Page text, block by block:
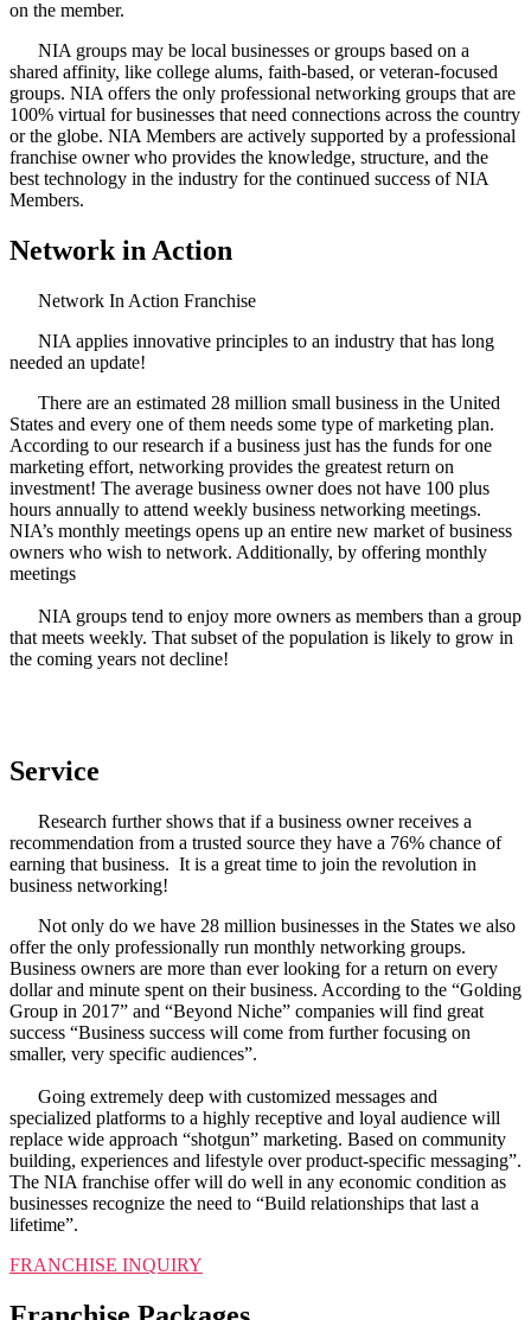
on the member.
NIA groups may be local businesses or groups based on a
shared affinity, like college alums, faith-based, or veteran-focused
groups. NIA offers the only professional networking groups that are
100% virtual for businesses that need connections across the country
or the globe. NIA Members are actively supported by a professional
franchise owner who provides the knowledge, structure, and the
best technology in the industry for the continued success of NIA
Members.
Network in Action
Network In Action Franchise
NIA applies innovative principles to an industry that has long
needed an update!
There are an estimated 28 million small business in the United
States and every one of them needs some type of marketing plan.
According to our research if a business just has the funds for one
marketing effort, networking provides the greatest return on
investment! The average business owner does not have 100 plus
hours annually to attend weekly business networking meetings.
NIA’s monthly meetings opens up an entire new market of business
owners who wish to network. Additionally, by offering monthly
meetings
NIA groups tend to enjoy more owners as members than a group
that meets weekly. That subset of the population is likely to grow in
the coming years not decline!
Service
Research further shows that if a business owner receives a
recommendation from a trusted source they have a 76% chance of
earning that business. It is a great time to join the revolution in
business networking!
Not only do we have 28 million businesses in the States we also
offer the only professionally run monthly networking groups.
Business owners are more than ever looking for a return on every
dollar and minute spent on their business. According to the “Golding
Group in 2017” and “Beyond Niche” companies will find great
success “Business success will come from further focusing on
smaller, very specific audiences”.
Going extremely deep with customized messages and
specialized platforms to a highly receptive and loyal audience will
replace wide approach “shotgun” marketing. Based on community
building, experiences and lifestyle over product-specific messaging”.
The NIA franchise offer will do well in any economic condition as
businesses recognize the need to “Build relationships that last a
lifetime”.
FRANCHISE INQUIRY​